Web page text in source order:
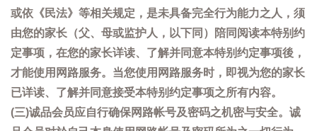
或依《民法》等相关规定，是未具备完全行为能力之人，须
由您的家长（父、母或监护人，以下同）陪同阅读本特别约
定事项，在您的家长详读、了解并同意本特别约定事项後，
才能使用网路服务。当您使用网路服务时，即视为您的家长
已详读、了解并同意接受本特别约定事项之所有内容。
(三)诚品会员应自行确保网路帐号及密码之机密与安全。诚